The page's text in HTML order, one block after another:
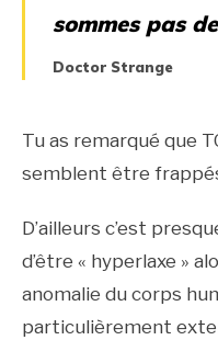
sommes pas
Doctor Strange
Tu as remarqué que
semblent être
D’ailleurs c’est
d’être « hyperlaxe »
anomalie du corps
particulièrement